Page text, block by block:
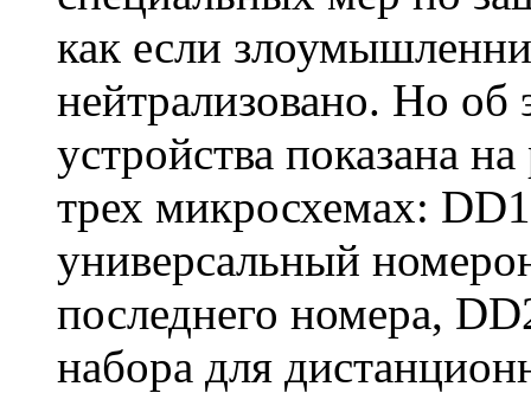
как если
нейтрализовано. Но об
устройства показана
трех микросхемах:
универсальный
последнего номера,
набора для